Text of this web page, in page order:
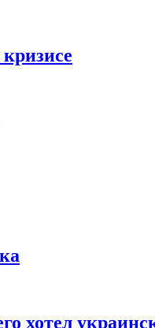
хотел